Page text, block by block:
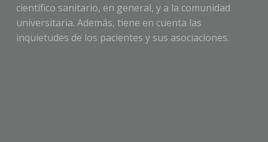
científico sanitario, en general, y a la comunidad
universitaria. Además, tiene en cuenta las
inquietudes de los pacientes y sus asociaciones.